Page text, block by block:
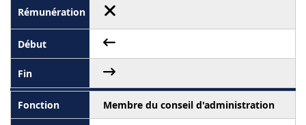
Membre du conseil d'administration